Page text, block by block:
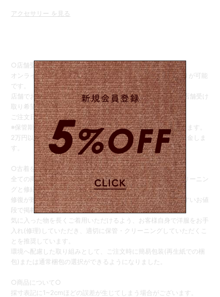
アクセサリー を見る
○店舗受け取りサービス○
オンラインストアでご注文後、商品をSister店舗でお受け取りが可能
です。
店舗でお引き取りをご希望の際は、ご注文画面の備考欄に【店舗受け
取り希望】と記載してください。
ご注文日から1週間の間でお引き取りをお願い致します。
※保管期限を過ぎると、自動的に配送お手続きさせていただきます。
2万円以下のご注文は、商品のお受け取り完了後、送料をご返金しま
す。
○古着をご購入のお客様へ○
全ての商品は可能な限り人や環境に優しい洗剤を使用したクリーニン
グと修繕をしお客様へお届けしております。
修復が難しい商品はダメージを記載した上でお求めになりやすいお値
段で掲載しております。
気に入った物を長くご着用いただけるよう、お客様自身で洋服をお手
入れ(修理)していただき、適切に保管・クリーニングしていただくこ
とを推奨しています。
環境へ配慮した取り組みとして、ご注文時に簡易包装(再生紙での梱
包)または通常梱包の選択ができるようになりました。
○商品について○
採寸表記に1~2cmほどの誤差が生じてしまう場合がございます。